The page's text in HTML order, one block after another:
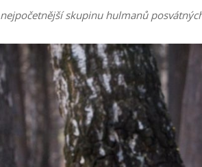
skupinu hulmanů